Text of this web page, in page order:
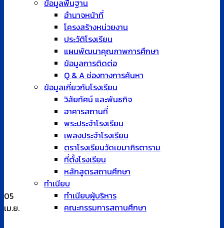
ข้อมูลพื้นฐาน
อำนาจหน้าที่
โครงสร้างหน่วยงาน
ประวัติโรงเรียน
แผนพัฒนาคุณภาพการศึกษา
ข้อมูลการติดต่อ
Q & A ช่องทางการค้นหา
ข้อมูลเกี่ยวกับโรงเรียน
วิสัยทัศน์ และพันธกิจ
อาคารสถานที่
พระประจำโรงเรียน
เพลงประจำโรงเรียน
ตราโรงเรียนวัดเขมาภิรตาราม
ที่ตั้งโรงเรียน
หลักสูตรสถานศึกษา
ทำเนียบ
ทำเนียบผู้บริหาร
คณะกรรมการสถานศึกษา
05
เม.ย.